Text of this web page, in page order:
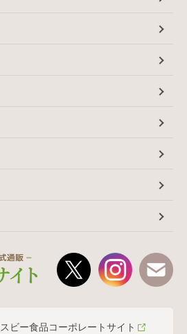
ビー食品コーポレートサイト